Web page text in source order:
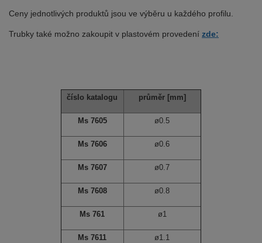
Ceny jednotlivých produktů jsou ve výběru u každého profilu.
Trubky také možno zakoupit v plastovém provedení zde:
číslo katalogu průměr [mm]
Ms 7605 ø0.5
Ms 7606 ø0.6
Ms 7607 ø0.7
Ms 7608 ø0.8
Ms 761 ø1
Ms 7611 ø1.1